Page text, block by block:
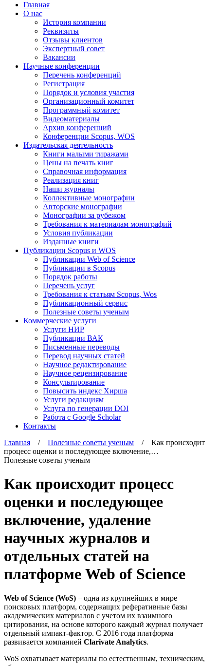
Главная
О нас
История компании
Реквизиты
Отзывы клиентов
Экспертный совет
Вакансии
Научные конференции
Перечень конференций
Регистрация
Порядок и условия участия
Организационный комитет
Программный комитет
Видеоматериалы
Архив конференций
Конференции Scopus, WOS
Издательская деятельность
Книги малыми тиражами
Цены на печать книг
Справочная информация
Реализация книг
Наши журналы
Коллективные монографии
Авторские монографии
Монографии за рубежом
Требования к материалам монографий
Условия публикации
Изданные книги
Публикации Scopus и WOS
Публикации Web of Science
Публикации в Scopus
Порядок работы
Перечень услуг
Требования к статьям Scopus, Wos
Публикационный сервис
Полезные советы ученым
Коммерческие услуги
Услуги НИР
Публикации ВАК
Письменные переводы
Перевод научных статей
Научное редактирование
Научное рецензирование
Консультирование
Повысить индекс Хирша
Услуги редакциям
Услуга по генерации DOI
Работа с Google Scholar
Контакты
Главная / Полезные советы ученым / Как происходит
процесс оценки и последующее включение,…
Полезные советы ученым
Как происходит процесс
оценки и последующее
включение, удаление
научных журналов и
отдельных статей на
платформе Web of Science
Web of Science (WoS) – одна из крупнейших в мире
поисковых платформ, содержащих реферативные базы
академических материалов с учетом их взаимного
цитирования, на основе которого каждый журнал получает
отдельный импакт-фактор. С 2016 года платформа
развивается компанией Clarivate Analytics.
WoS охватывает материалы по естественным, техническим,